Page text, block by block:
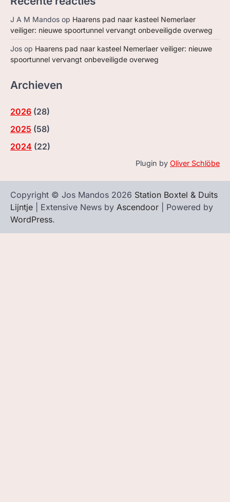
J A M Mandos op Haarens pad naar kasteel Nemerlaer
veiliger: nieuwe spoortunnel vervangt onbeveiligde overweg
Jos op Haarens pad naar kasteel Nemerlaer veiliger: nieuwe
spoortunnel vervangt onbeveiligde overweg
Archieven
2026 (28)
2025 (58)
2024 (22)
Plugin by Oliver Schlöbe
Copyright © Jos Mandos 2026 Station Boxtel & Duits
Lijntje | Extensive News by Ascendoor | Powered by
WordPress.